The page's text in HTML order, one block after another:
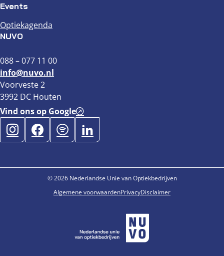
Events
Optiekagenda
NUVO
088 – 077 11 00
info@nuvo.nl
Voorveste 2
3992 DC Houten
Vind ons op Google
© 2026 Nederlandse Unie van Optiekbedrijven
Algemene voorwaardenPrivacyDisclaimer